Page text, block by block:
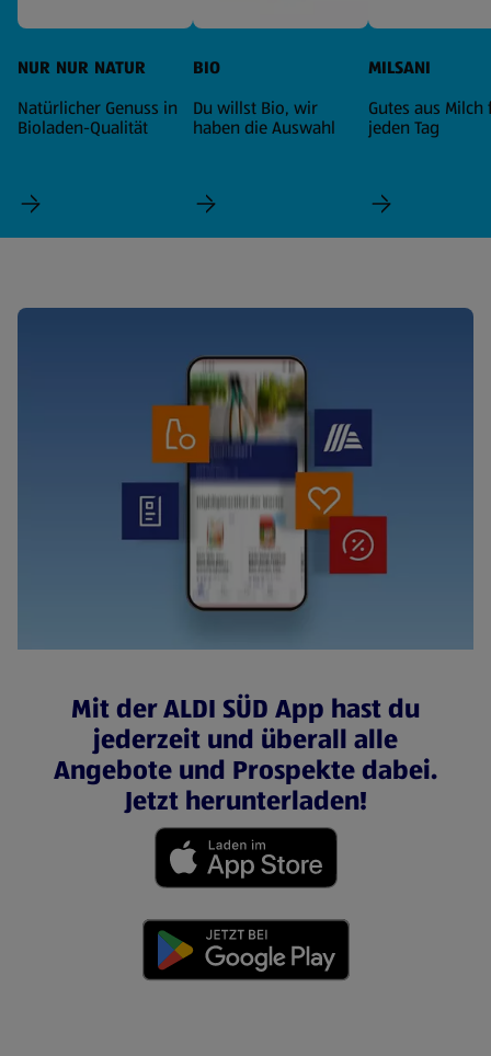
NUR NUR NATUR
Natürlicher Genuss in
Bioladen-Qualität
BIO
Du willst Bio, wir
haben die Auswahl
MILSANI
Gutes aus Milch
jeden Tag
Mit der ALDI SÜD App hast du
jederzeit und überall alle
Angebote und Prospekte dabei.
Jetzt herunterladen!